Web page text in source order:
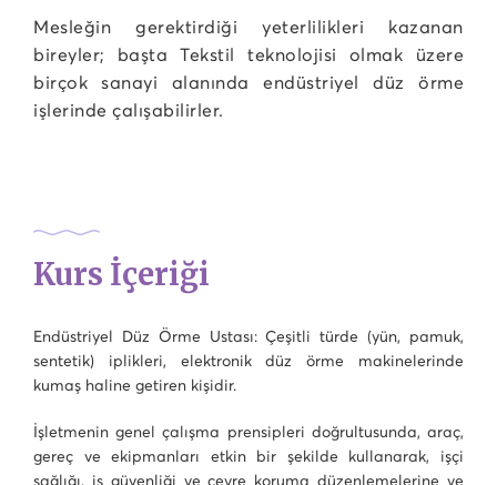
Mesleğin gerektirdiği yeterlilikleri kazanan
bireyler; başta Tekstil teknolojisi olmak üzere
birçok sanayi alanında endüstriyel düz örme
işlerinde çalışabilirler.
Kurs İçeriği
Endüstriyel Düz Örme Ustası: Çeşitli türde (yün, pamuk,
sentetik) iplikleri, elektronik düz örme makinelerinde
kumaş haline getiren kişidir.
İşletmenin genel çalışma prensipleri doğrultusunda, araç,
gereç ve ekipmanları etkin bir şekilde kullanarak, işçi
sağlığı, iş güvenliği ve çevre koruma düzenlemelerine ve